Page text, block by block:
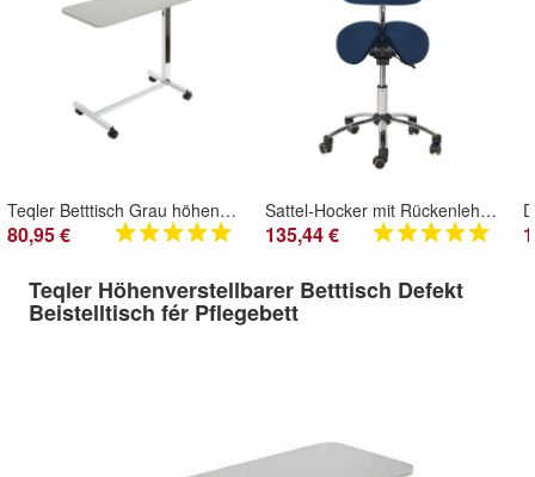
Teqler Betttisch Grau höhenverstellbar von 71,5 – 114 cm
80,95 €
Sattel-Hocker mit Rückenlehne Sitzkomfort Bequem Neigung und Höhenverstellbar
135,44 €
Teqler Höhenverstellbarer Betttisch Defekt
Beistelltisch fér Pflegebett